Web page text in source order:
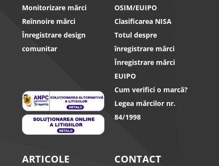
Monitorizare mărci
Reînnoire mărci
Înregistrare design
comunitar
OSIM/EUIPO
Clasificarea NISA
Totul despre
înregistrare mărci
Înregistrare mărci
EUIPO
Cum verifici o marcă?
Legea mărcilor nr.
84/1998
ARTICOLE CONTACT